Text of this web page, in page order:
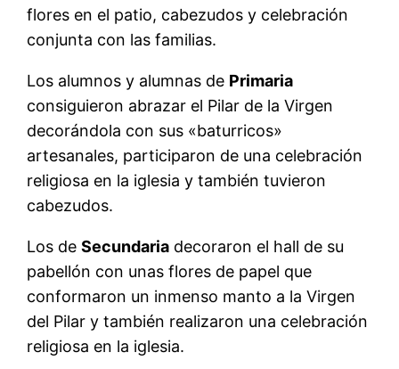
flores en el patio, cabezudos y celebración
conjunta con las familias.
Los alumnos y alumnas de Primaria
consiguieron abrazar el Pilar de la Virgen
decorándola con sus «baturricos»
artesanales, participaron de una celebración
religiosa en la iglesia y también tuvieron
cabezudos.
Los deSecundaria decoraron el hall de su
pabellón con unas flores de papel que
conformaron un inmenso manto a la Virgen
del Pilar y también realizaron una celebración
religiosa en la iglesia.